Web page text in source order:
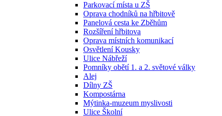
Parkovací místa u ZŠ
Oprava chodníků na hřbitově
Panelová cesta ke Zběhům
Rozšíření hřbitova
Oprava místních komunikací
Osvětlení Kousky
Ulice Nábřeží
Pomníky obětí 1. a 2. světové války
Alej
Dílny ZŠ
Kompostárna
Mýtinka-muzeum myslivosti
Ulice Školní